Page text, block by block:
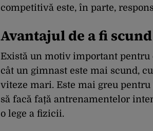
competitivă este, în parte,
Avantajul de a fi
Există un motiv important
cât un gimnast este mai scund,
viteze mari. Este mai greu
să facă față antrenamentelor
o lege a fizicii.